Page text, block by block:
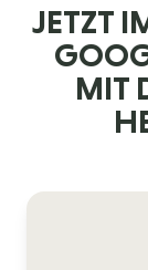
JETZT
MIT